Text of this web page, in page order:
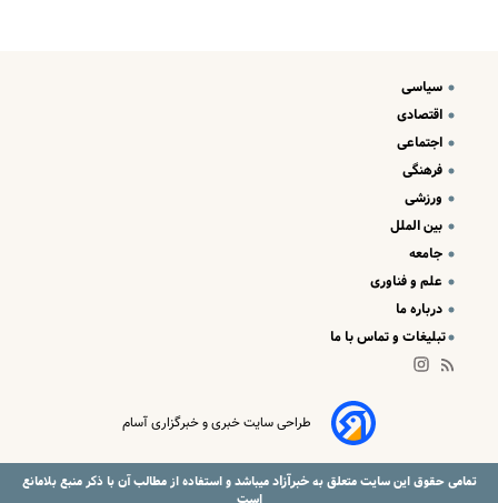
سیاسی
اقتصادی
اجتماعی
فرهنگی
ورزشی
بین الملل
جامعه
علم و فناوری
درباره ما
تبلیغات و تماس با ما
طراحی سایت خبری و خبرگزاری آسام
تمامی حقوق این سایت متعلق بهخبرآزادمیباشد و استفاده از مطالب آن با ذکر منبع بلامانع